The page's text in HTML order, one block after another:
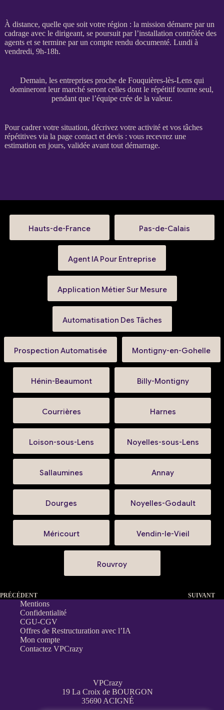
À distance, quelle que soit votre région : la mission démarre par un
cadrageavec le dirigeant, se poursuit par l’installation contrôlée des
agentset se termine par un compte rendu documenté. Lundi à
vendredi, 9h-18h.
Demain, les entreprises proche de Fouquières-lès-Lens qui
domineront leur marché seront celles dont le répétitif tourne seul,
pendant que l’équipe crée de la valeur.
Pourcadrervotre situation, décrivez votre activité et vos tâches
répétitives via la page contact et devis: vous recevrez une
estimation en jours, validée avant tout démarrage.
Hauts-de-France Pas-de-Calais
Agent IA Pour Entreprise
Application Métier Sur Mesure
Automatisation Des Tâches
Prospection Automatisée Montigny-en-Gohelle
Hénin-Beaumont Billy-Montigny
Courrières Harnes
Loison-sous-Lens Noyelles-sous-Lens
Sallaumines Annay
Dourges Noyelles-Godault
Méricourt Vendin-le-Vieil
Rouvroy
PRÉCÉDENT SUIVANT
Mentions
Confidentialité
CGU-CGV
Offres de Restructuration avec l’IA
Mon compte
Contactez VPCrazy
VPCrazy
19 La Croix de BOURGON
35690 ACIGNÉ